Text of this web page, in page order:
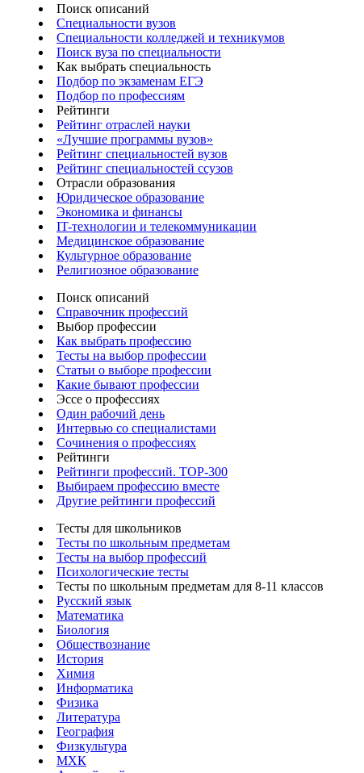
Поиск описаний
Специальности вузов
Специальности колледжей и техникумов
Поиск вуза по специальности
Как выбрать специальность
Подбор по экзаменам ЕГЭ
Подбор по профессиям
Рейтинги
Рейтинг отраслей науки
«Лучшие программы вузов»
Рейтинг специальностей вузов
Рейтинг специальностей ссузов
Отрасли образования
Юридическое образование
Экономика и финансы
IT-технологии и телекоммуникации
Медицинское образование
Культурное образование
Религиозное образование
Поиск описаний
Справочник профессий
Выбор профессии
Как выбрать профессию
Тесты на выбор профессии
Статьи о выборе профессии
Какие бывают профессии
Эссе о профессиях
Один рабочий день
Интервью со специалистами
Сочинения о профессиях
Рейтинги
Рейтинги профессий. TOP-300
Выбираем профессию вместе
Другие рейтинги профессий
Тесты для школьников
Тесты по школьным предметам
Тесты на выбор профессий
Психологические тесты
Тесты по школьным предметам для 8-11 классов
Русский язык
Математика
Биология
Обществознание
История
Химия
Информатика
Физика
Литература
География
Физкультура
МХК